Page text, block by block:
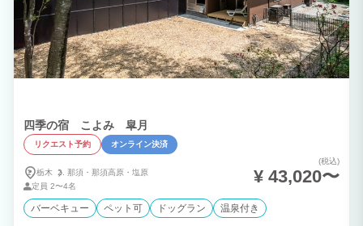
四季の宿 こよみ 皐月
リクエスト予約 オンライン決済
栃木 那須・ 那須高原・ 塩原
定員 2〜4名
(税込)
¥ 43,020〜
バーベキュー ペット可 ドッグラン 温泉付き